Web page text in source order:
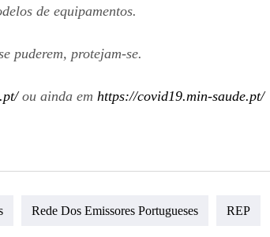
de equipamentos.
puderem, protejam-se.
ou ainda em https://covid19.min-saude.pt/
Rede Dos Emissores Portugueses REP